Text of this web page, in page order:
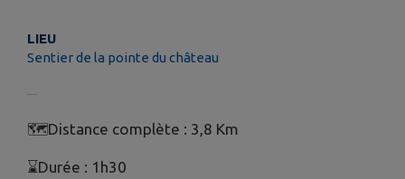
LIEU
Sentier de la pointe du château
🗺Distance complète : 3,8 Km
⌛Durée : 1h30